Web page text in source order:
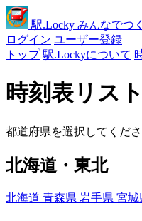
駅.Locky みんなでつ
ログイン ユーザー登録
トップ 駅.Lockyについて
時刻表リスト
都道府県を選択してくだ
北海道・東北
北海道 青森県 岩手県 宮城